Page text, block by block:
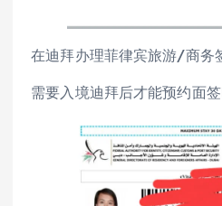
在迪拜办理菲律宾旅游/商务
需要入境迪拜后才能预约面